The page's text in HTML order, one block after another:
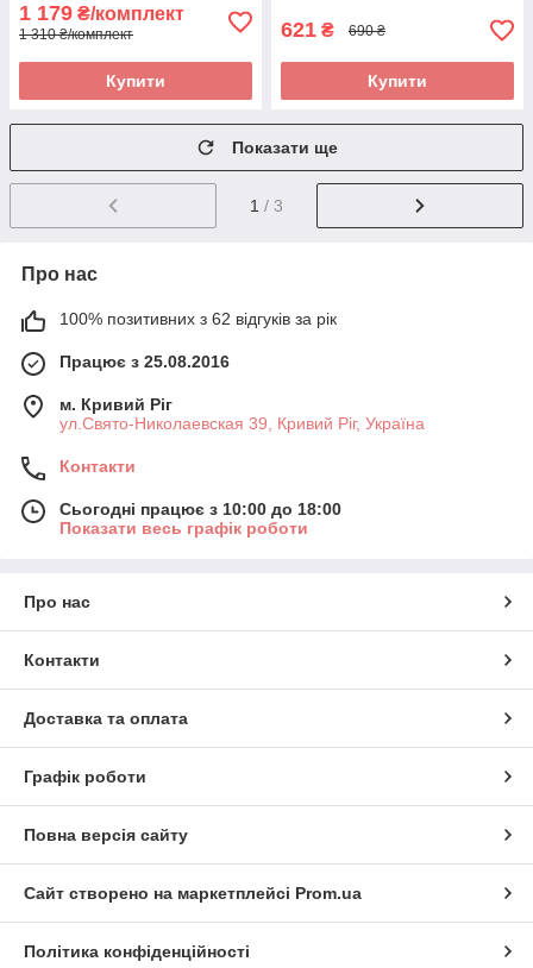
1 179 ₴/комплект
1 310 ₴/комплект
Купити
621 ₴ 690 ₴
Купити
Показати ще
1 / 3
Про нас
100% позитивних з 62 відгуків за рік
Працює з 25.08.2016
м. Кривий Ріг
ул.Свято-Николаевская 39, Кривий Ріг, Україна
Контакти
Сьогодні працює з 10:00 до 18:00
Показати весь графік роботи
Про нас
Контакти
Доставка та оплата
Графік роботи
Повна версія сайту
Сайт створено на маркетплейсі Prom.ua
Політика конфіденційності